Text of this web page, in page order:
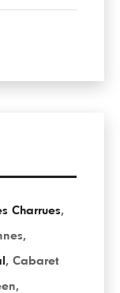
Charrues,
,
, Cabaret
,